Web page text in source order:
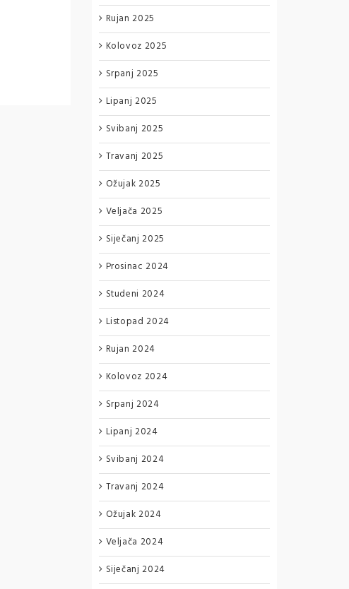
Rujan 2025
Kolovoz 2025
Srpanj 2025
Lipanj 2025
Svibanj 2025
Travanj 2025
Ožujak 2025
Veljača 2025
Siječanj 2025
Prosinac 2024
Studeni 2024
Listopad 2024
Rujan 2024
Kolovoz 2024
Srpanj 2024
Lipanj 2024
Svibanj 2024
Travanj 2024
Ožujak 2024
Veljača 2024
Siječanj 2024